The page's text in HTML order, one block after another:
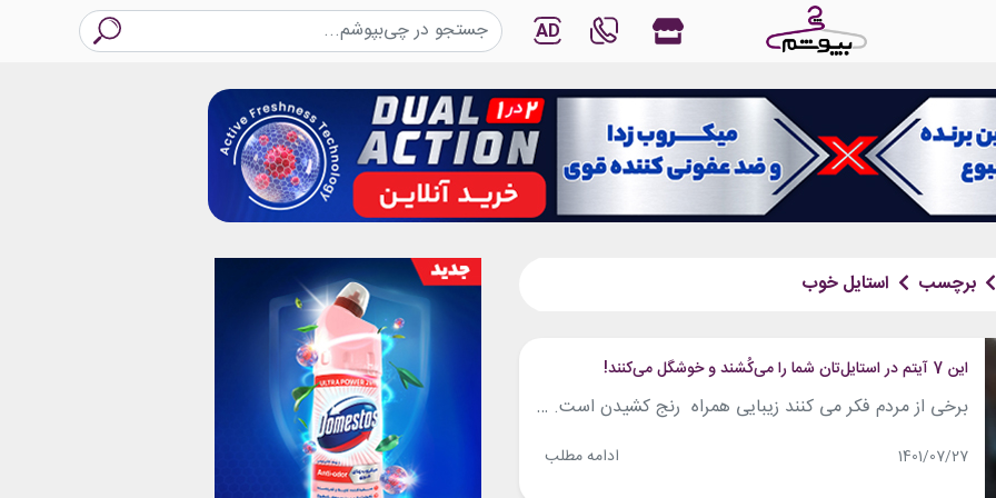
AD
برچسب استایل خوب
این 7 آیتم در استایل‌تان شما را می‌کُشند و خوشگل می‌کنند!
برخی از مردم فکر می کنند زیبایی همراه رنج کشیدن است. درست است در گذشته خانم‌ها از پوشیدن گن‌های زیر لباس ویکتوریا سیکرت غش می‌کردند یا زمانی یقه لباس طوری سفت و تنگ بود که به فرد اجازه نمی‌داد تا راحت نفس بکشد. هنوز هم با وجود تغییرات زیادی که در دنیای لباس‌ها به وجود...
1401/07/27 ادامه مطلب